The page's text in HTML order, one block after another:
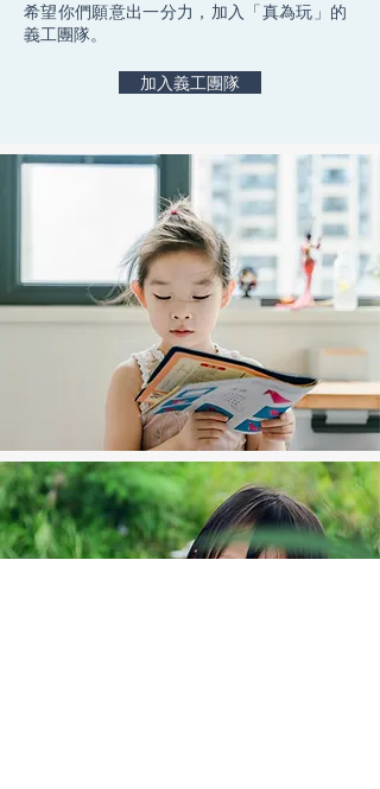
希望你們願意出一分力，加入「真為玩」的
義工團隊。
​加入義工團隊